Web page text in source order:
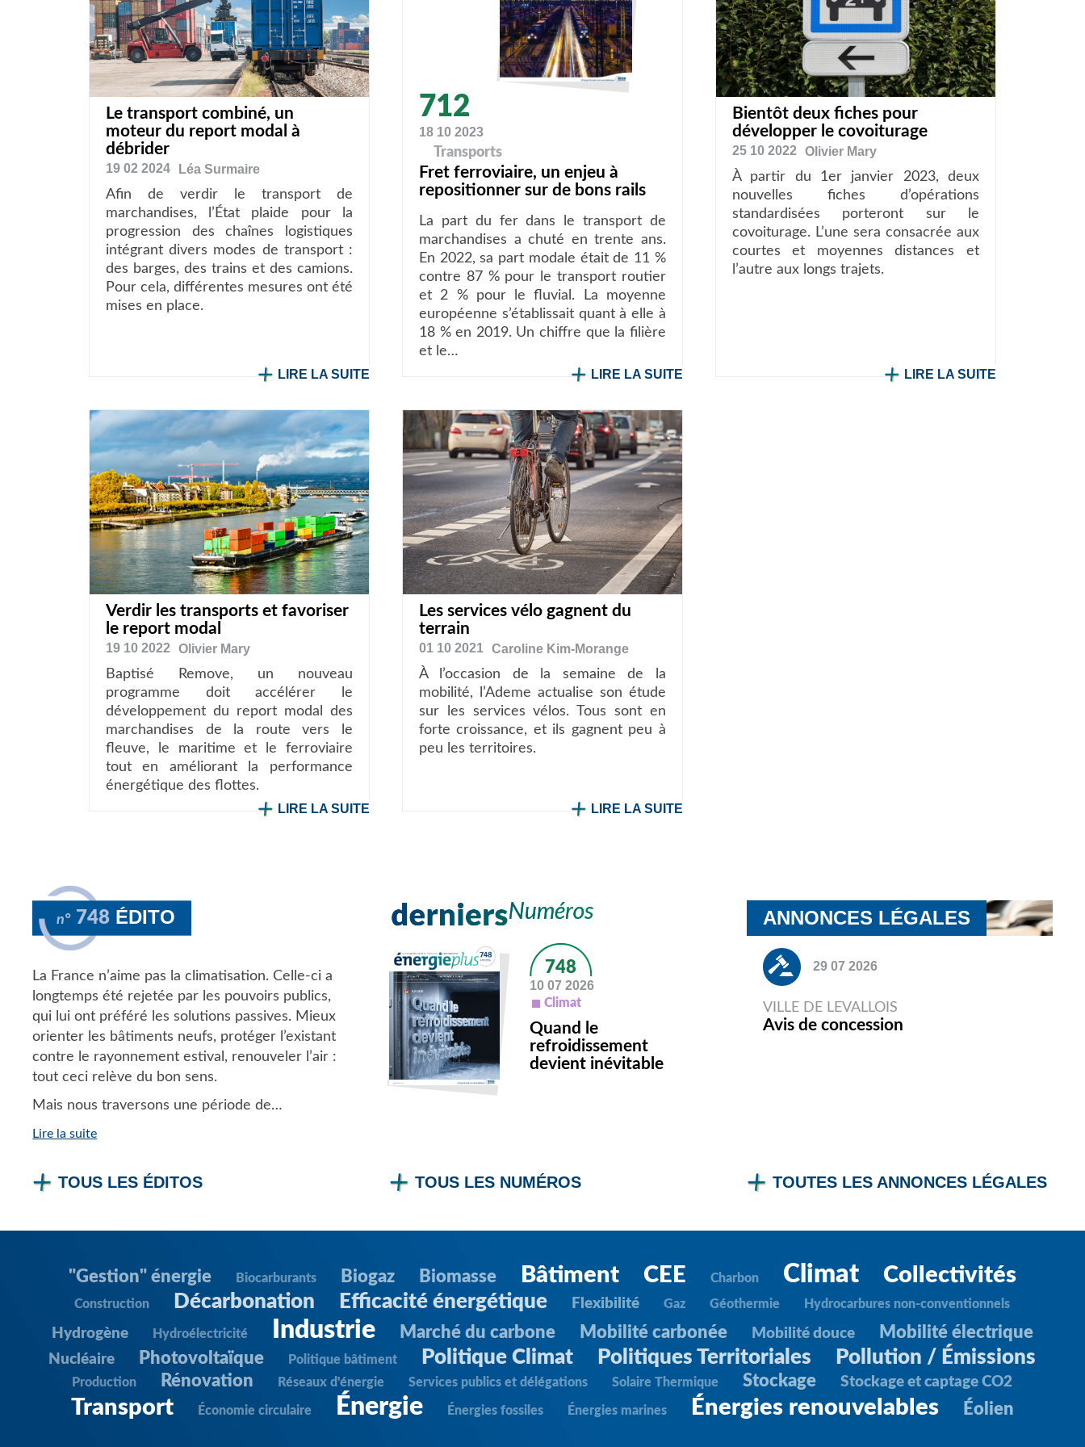
Le transport combiné, un
moteur du report modal à
débrider
19 02 2024 Léa Surmaire
Afin de verdir le transport de
marchandises, l’État plaide pour la
progression des chaînes logistiques
intégrant divers modes de transport :
des barges, des trains et des camions.
Pour cela, différentes mesures ont été
mises en place.
LIRE LA SUITE
712
18 10 2023
Transports
Fret ferroviaire, un enjeu à
repositionner sur de bons rails
La part du fer dans le transport de
marchandises a chuté en trente ans.
En 2022, sa part modale était de 11 %
contre 87 % pour le transport routier
et 2 % pour le fluvial. La moyenne
européenne s’établissait quant à elle à
18 % en 2019. Un chiffre que la filière
et le…
LIRE LA SUITE
Bientôt deux fiches pour
développer le covoiturage
25 10 2022 Olivier Mary
À partir du 1er janvier 2023, deux
nouvelles fiches d’opérations
standardisées porteront sur le
covoiturage. L’une sera consacrée aux
courtes et moyennes distances et
l’autre aux longs trajets.
LIRE LA SUITE
Verdir les transports et favoriser
le report modal
19 10 2022 Olivier Mary
Baptisé Remove, un nouveau
programme doit accélérer le
développement du report modal des
marchandises de la route vers le
fleuve, le maritime et le ferroviaire
tout en améliorant la performance
énergétique des flottes.
LIRE LA SUITE
Les services vélo gagnent du
terrain
01 10 2021 Caroline Kim-Morange
À l’occasion de la semaine de la
mobilité, l’Ademe actualise son étude
sur les services vélos. Tous sont en
forte croissance, et ils gagnent peu à
peu les territoires.
LIRE LA SUITE
n° 748 ÉDITO
La France n’aime pas la climatisation. Celle-ci a
longtemps été rejetée par les pouvoirs publics,
qui lui ont préféré les solutions passives. Mieux
orienter les bâtiments neufs, protéger l’existant
contre le rayonnement estival, renouveler l’air :
tout ceci relève du bon sens.
Mais nous traversons une période de…
Lire la suite
TOUS LES ÉDITOS
748
10 07 2026
Climat
Quand le
refroidissement
devient inévitable
TOUS LES NUMÉROS
ANNONCES LÉGALES
29 07 2026
VILLE DE LEVALLOIS
Avis de concession
TOUTES LES ANNONCES LÉGALES
"Gestion" énergie Biocarburants Biogaz Biomasse Bâtiment CEE Charbon Climat Collectivités
Construction Décarbonation Efficacité énergétique Flexibilité Gaz Géothermie Hydrocarbures non-conventionnels
Hydrogène Hydroélectricité Industrie Marché du carbone Mobilité carbonée Mobilité douce Mobilité électrique
Nucléaire Photovoltaïque Politique bâtiment Politique Climat Politiques Territoriales Pollution / Émissions
Production Rénovation Réseaux d'énergie Services publics et délégations Solaire Thermique Stockage Stockage et captage CO2
Transport Économie circulaire Énergie Énergies fossiles Énergies marines Énergies renouvelables Éolien